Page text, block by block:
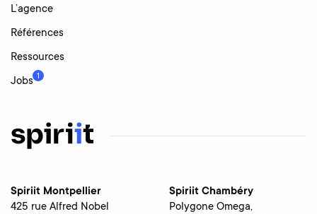
L’agence
Références
Ressources
Jobs 1
Spiriit Montpellier
425 rue Alfred Nobel
Spiriit Chambéry
Polygone Omega,